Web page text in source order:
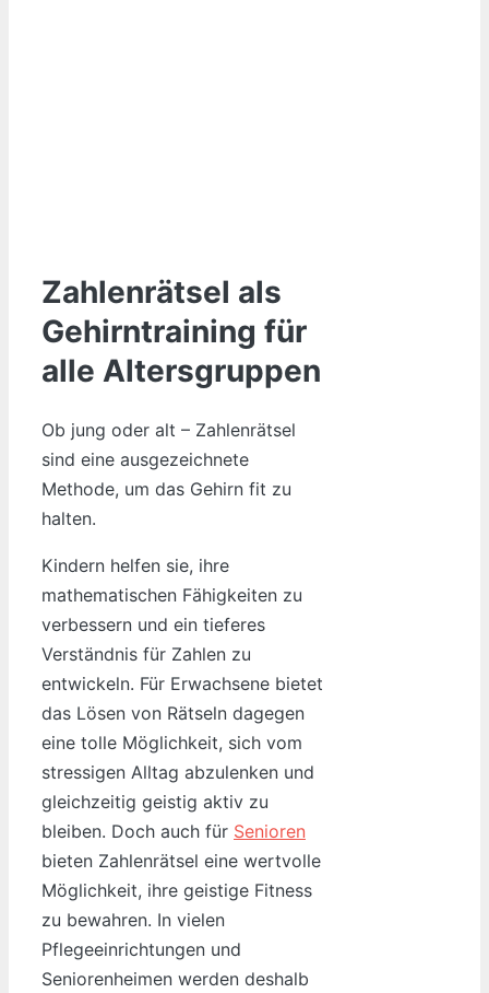
Zahlenrätsel als
Gehirntraining für
alle Altersgruppen
Ob jung oder alt – Zahlenrätsel
sind eine ausgezeichnete
Methode, um das Gehirn fit zu
halten.
Kindern helfen sie, ihre
mathematischen Fähigkeiten zu
verbessern und ein tieferes
Verständnis für Zahlen zu
entwickeln. Für Erwachsene bietet
das Lösen von Rätseln dagegen
eine tolle Möglichkeit, sich vom
stressigen Alltag abzulenken und
gleichzeitig geistig aktiv zu
bleiben. Doch auch für Senioren
bieten Zahlenrätsel eine wertvolle
Möglichkeit, ihre geistige Fitness
zu bewahren. In vielen
Pflegeeinrichtungen und
Seniorenheimen werden deshalb